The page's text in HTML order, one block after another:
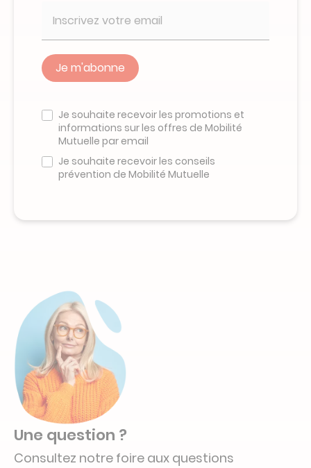
pas
remplir
champ
Je souhaite recevoir les promotions et
informations sur les offres de Mobilité
Mutuelle par email
Je souhaite recevoir les conseils
prévention de Mobilité Mutuelle
Une question ?
Consultez notre foire aux questions